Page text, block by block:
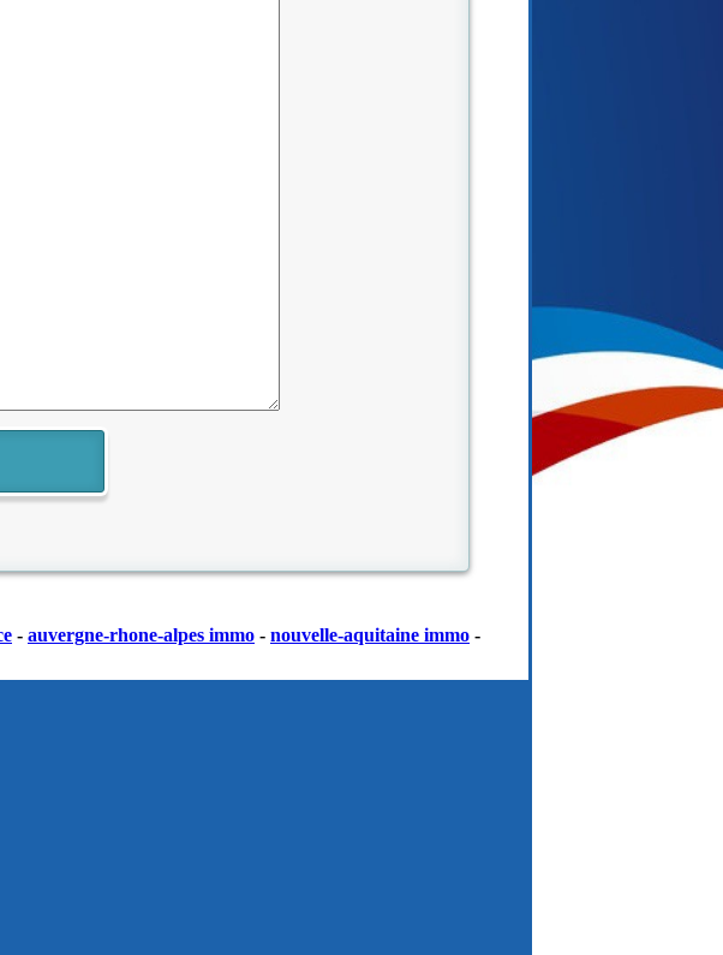
- auvergne-rhone-alpes immo - nouvelle-aquitaine immo -